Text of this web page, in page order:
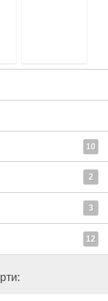
10
2
3
12